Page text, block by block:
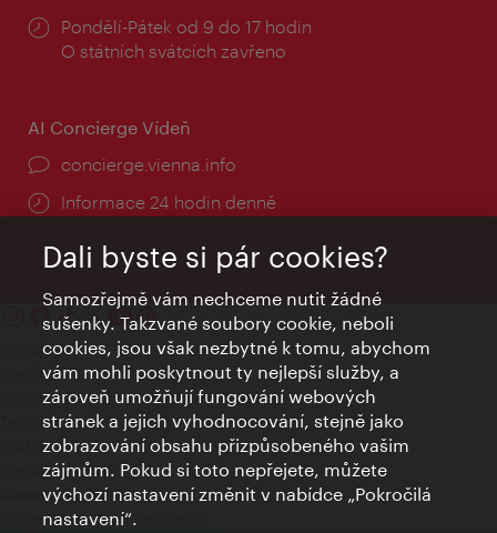
Provozní
doba:
Pondělí-Pátek od 9 do 17 hodin
O státních svátcích zavřeno
AI Concierge Vídeň
concierge.vienna.info
Informace 24 hodin denně
Kontakty
Credits
Prohlášení o ochraně osobních údajů
Terms of Use
Přístupnost
Kontakt pro tisk
Nastavení cookies
© Copyright Wien Tourismus
Dali byste si pár cookies?
Samozřejmě vám nechceme nutit žádné
sušenky. Takzvané soubory cookie, neboli
cookies, jsou však nezbytné k tomu, abychom
vám mohli poskytnout ty nejlepší služby, a
zároveň umožňují fungování webových
stránek a jejich vyhodnocování, stejně jako
zobrazování obsahu přizpůsobeného vašim
zájmům. Pokud si toto nepřejete, můžete
výchozí nastavení změnit v nabídce „Pokročilá
nastavení“.